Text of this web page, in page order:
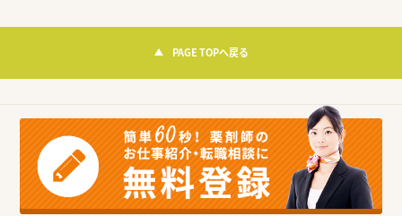
PAGE TOPへ戻る